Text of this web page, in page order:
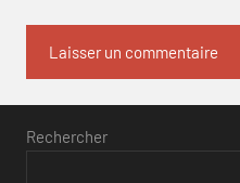
Rechercher